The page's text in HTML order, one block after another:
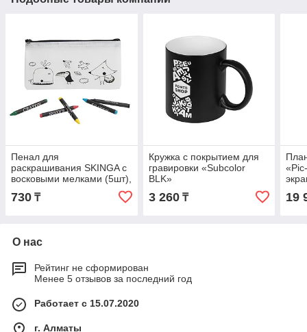
Пенал для
раскрашивания SKINGA с
восковыми мелками (5шт),
22х11 см, полиэстер
730 ₸
Кружка с покрытием для
гравировки «Subcolor
BLK»
3 260₸ 19
О нас
Рейтинг не сформирован
Менее 5 отзывов за последний год
Работает с 15.07.2020
г. Алматы